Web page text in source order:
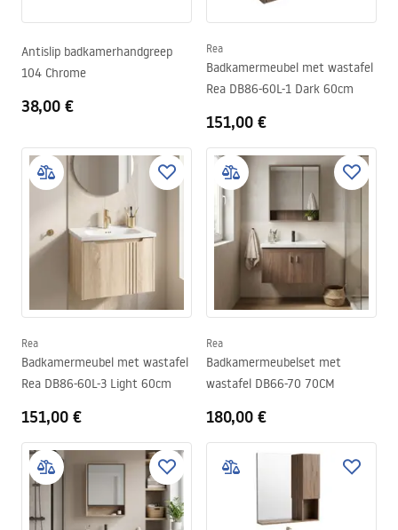
Antislip badkamerhandgreep
104 Chrome
38,00 €
Rea
Badkamermeubel met wastafel
Rea DB86-60L-1 Dark 60cm
151,00 €
Rea
Badkamermeubel met wastafel
Rea DB86-60L-3 Light 60cm
151,00 €
Rea
Badkamermeubelset met
wastafel DB66-70 70CM
180,00 €